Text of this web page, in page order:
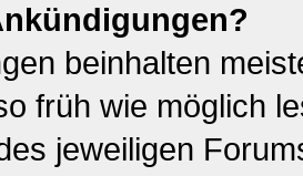
beinhalten
früh wie möglich
jeweiligen